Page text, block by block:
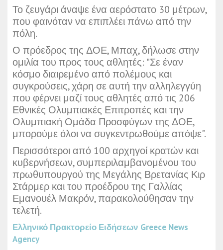
Το ζευγάρι άναψε ένα αερόστατο 30 μέτρων,
που φαινόταν να επιπλέει πάνω από την
πόλη.
Ο πρόεδρος της ΔΟΕ, Μπαχ, δήλωσε στην
ομιλία του προς τους αθλητές: "Σε έναν
κόσμο διαιρεμένο από πολέμους και
συγκρούσεις, χάρη σε αυτή την αλληλεγγύη
που φέρνει μαζί τους αθλητές από τις 206
Εθνικές Ολυμπιακές Επιτροπές και την
Ολυμπιακή Ομάδα Προσφύγων της ΔΟΕ,
μπορούμε όλοι να συγκεντρωθούμε απόψε".
Περισσότεροι από 100 αρχηγοί κρατών και
κυβερνήσεων, συμπεριλαμβανομένου του
πρωθυπουργού της Μεγάλης Βρετανίας Κιρ
Στάρμερ και του προέδρου της Γαλλίας
Εμανουέλ Μακρόν, παρακολούθησαν την
τελετή.
Ελληνικό Πρακτορείο Ειδήσεων Greece News
Agency